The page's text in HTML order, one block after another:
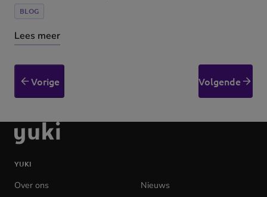
BLOG
Lees meer
Vorige Volgende
Ga
naar
homepage
YUKI
Over ons
Nieuws